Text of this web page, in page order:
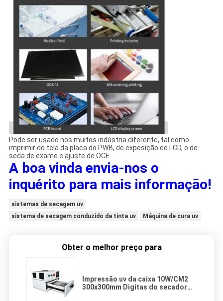
Pode ser usado nos muitos indústria diferente, tal como
imprimir do tela da placa do PWB, de exposição do LCD, o de
seda de exame e ajuste de OCE.
A boa vinda envia-nos o
inquérito para mais informação!
sistemas de secagem uv
sistema de secagem conduzido da tinta uv
Máquina de cura uv
Obter o melhor preço para
Impressão uv da caixa 10W/CM2
300x300mm Digitas do secador